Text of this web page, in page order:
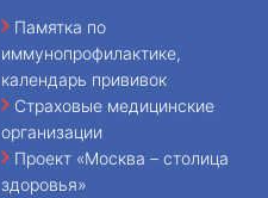
Памятка по
иммунопрофилактике,
календарь прививок
Страховые медицинские
организации
Проект «Москва – столица
здоровья»